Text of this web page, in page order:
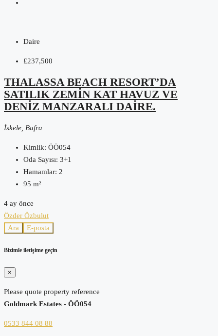
Daire
£237,500
THALASSA BEACH RESORT’DA
SATILIK ZEMIN KAT HAVUZ VE
DENIZ MANZARALI DAIRE.
İskele, Bafra
Kimlik: ÖÖ054
Oda Sayısı: 3+1
Hamamlar: 2
95 m²
4 ay önce
Özder Özbulut
Ara
E-posta
Bizimle iletişime geçin
×
Please quote property reference
Goldmark Estates - ÖÖ054
0533 844 08 88